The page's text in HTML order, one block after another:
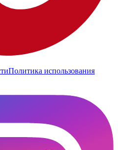
Политика использования